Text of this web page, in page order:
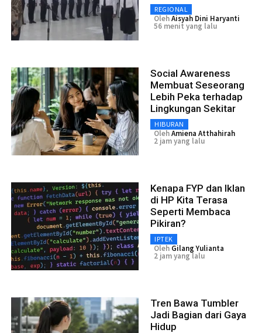
REGIONAL
OlehAisyah Dini Haryanti
56 menit yang lalu
Social Awareness
Membuat Seseorang
Lebih Peka terhadap
Lingkungan Sekitar
HIBURAN
OlehAmiena Atthahirah
2 jam yang lalu
Kenapa FYP dan Iklan
di HP Kita Terasa
Seperti Membaca
Pikiran?
IPTEK
Oleh Gilang Yulianta
2 jam yang lalu
Tren Bawa Tumbler
Jadi Bagian dari Gaya
Hidup